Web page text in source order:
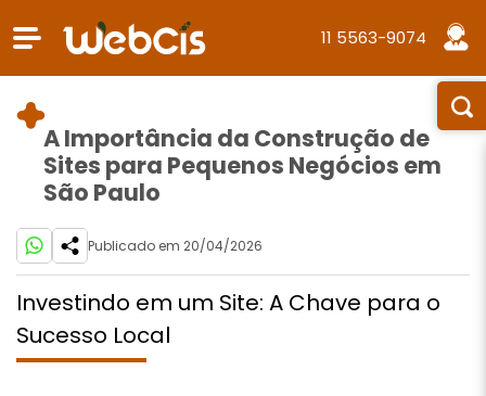
11 5563-9074
A Importância da Construção de
Sites para Pequenos Negócios em
São Paulo
Publicado em 20/04/2026
Investindo em um Site: A Chave para o
Sucesso Local